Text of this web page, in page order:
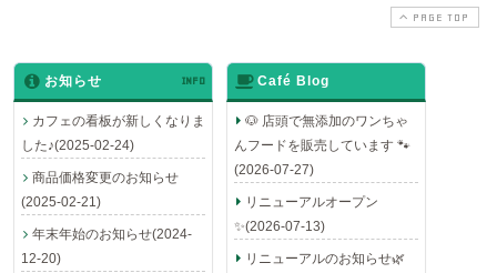
PAGE TOP
お知らせ INFO
カフェの看板が新しくなりま
した♪(2025-02-24)
商品価格変更のお知らせ
(2025-02-21)
年末年始のお知らせ(2024-
12-20)
Café Blog
🐶 店頭で無添加のワンちゃ
んフードを販売しています 🐾
(2026-07-27)
リニューアルオープン
✨(2026-07-13)
リニューアルのお知らせ🌿